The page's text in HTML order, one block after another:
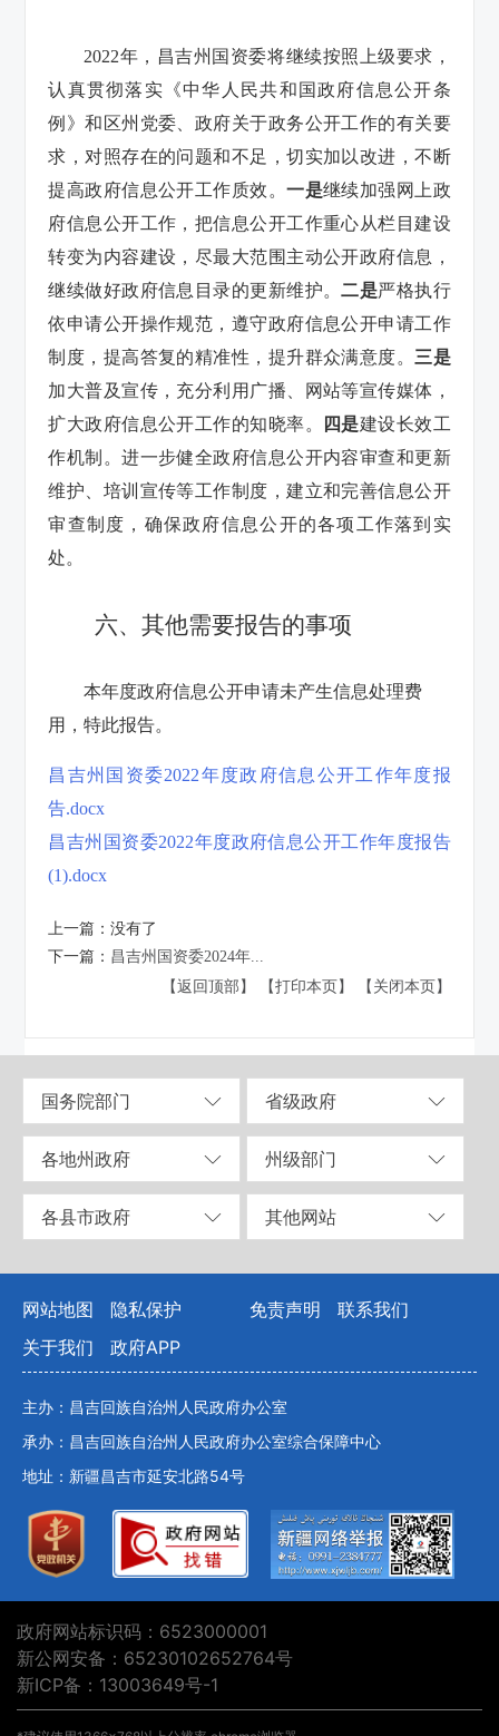
2022年，昌吉州国资委将继续按照上级要求，
认真贯彻落实《中华人民共和国政府信息公开条
例》和区州党委、政府关于政务公开工作的有关要
求，对照存在的问题和不足，切实加以改进，不断
提高政府信息公开工作质效。一是继续加强网上政
府信息公开工作，把信息公开工作重心从栏目建设
转变为内容建设，尽最大范围主动公开政府信息，
继续做好政府信息目录的更新维护。二是严格执行
依申请公开操作规范，遵守政府信息公开申请工作
制度，提高答复的精准性，提升群众满意度。 三是
加大普及宣传，充分利用广播、网站等宣传媒体，
扩大政府信息公开工作的知晓率。
四是建设长效工
作机制。进一步健全政府信息公开内容审查和更新
维护、培训宣传等工作制度，建立和完善信息公开
审查制度，确保政府信息公开的各项工作落到实
处。
六、其他需要报告的事项
本年度政府信息公开申请未产生信息处理费
用，特此报告。
昌吉州国资委2022年度政府信息公开工作年度报
告.docx
昌吉州国资委2022年度政府信息公开工作年度报告
(1).docx
上一篇：没有了
下一篇： 昌吉州国资委2024年...
【返回顶部】
【打印本页】 【关闭本页】
国务院部门 省级政府
各地州政府 州级部门
各县市政府 其他网站
网站地图 隐私保护 免责声明
联系我们
关于我们
政府APP
主办：昌吉回族自治州人民政府办公室
承办：昌吉回族自治州人民政府办公室综合保障中心
地址：新疆昌吉市延安北路54号
政府网站标识码：6523000001
新公网安备：65230102652764号
新ICP备：13003649号-1